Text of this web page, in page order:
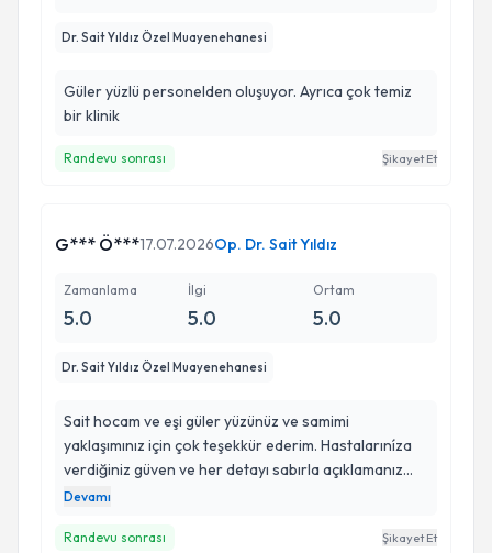
Dr. Sait Yıldız Özel Muayenehanesi
Güler yüzlü personelden oluşuyor. Ayrıca çok temiz
bir klinik
Randevu sonrası Şikayet Et
G*** Ö***17.07.2026Op. Dr. Sait Yıldız
Zamanlama
5.0
İlgi
5.0
Ortam
5.0
Dr. Sait Yıldız Özel Muayenehanesi
Sait hocam ve eşi güler yüzünüz ve samimi
yaklaşımınız için çok teşekkür ederim. Hastalarıníza
verdiğiniz güven ve her detayı sabırla açıklamanız
taktirde değe. Kendimi emin ellerde hissettim. İyiki sizi
ediyorum. Bütün personellerine de ayrıca teşekkür
Devamı
Randevu sonrası Şikayet Et